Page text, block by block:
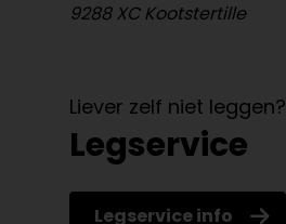
9288 XC Kootstertille
Liever zelf niet leggen?
Legservice
Legservice info